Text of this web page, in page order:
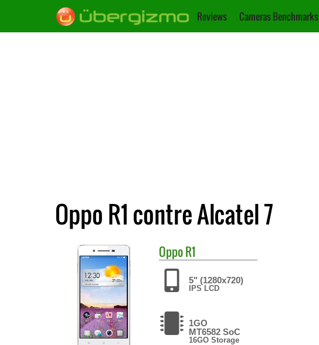
Reviews Cameras Benchmarks
Oppo R1 contre Alcatel 7
OppoR1
5" (1280x720)
IPS LCD
1GO
MT6582 SoC
16GO Storage